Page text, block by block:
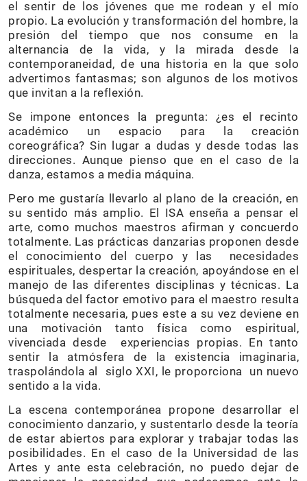
el sentir de los jóvenes que me rodean y el mío
propio. La evolución y transformación del hombre, la
presión del tiempo que nos consume en la
alternancia de la vida, y la mirada desde la
contemporaneidad, de una historia en la que solo
advertimos fantasmas; son algunos de los motivos
que invitan a la reflexión.
Se impone entonces la pregunta: ¿es el recinto
académico un espacio para la creación
coreográfica? Sin lugar a dudas y desde todas las
direcciones. Aunque pienso que en el caso de la
danza, estamos a media máquina.
Pero me gustaría llevarlo al plano de la creación, en
su sentido más amplio. El ISA enseña a pensar el
arte, como muchos maestros afirman y concuerdo
totalmente. Las prácticas danzarias proponen desde
el conocimiento del cuerpo y las necesidades
espirituales, despertar la creación, apoyándose en el
manejo de las diferentes disciplinas y técnicas. La
búsqueda del factor emotivo para el maestro resulta
totalmente necesaria, pues este a su vez deviene en
una motivación tanto física como espiritual,
vivenciada desde experiencias propias. En tanto
sentir la atmósfera de la existencia imaginaria,
traspolándola al siglo XXI, le proporciona un nuevo
sentido a la vida.
La escena contemporánea propone desarrollar el
conocimiento danzario, y sustentarlo desde la teoría
de estar abiertos para explorar y trabajar todas las
posibilidades. En el caso de la Universidad de las
Artes y ante esta celebración, no puedo dejar de